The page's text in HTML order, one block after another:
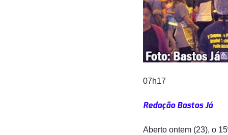
07h17
Redação Bastos Já
Aberto ontem (23), o